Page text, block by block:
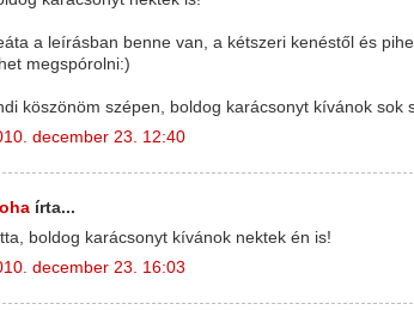
a leírásban benne van, a kétszeri kenéstől és
megspórolni:)
köszönöm szépen, boldog karácsonyt kívánok sok
december 23. 12:40
írta...
boldog karácsonyt kívánok nektek én is!
december 23. 16:03